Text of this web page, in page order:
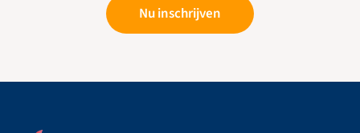
Nu inschrijven